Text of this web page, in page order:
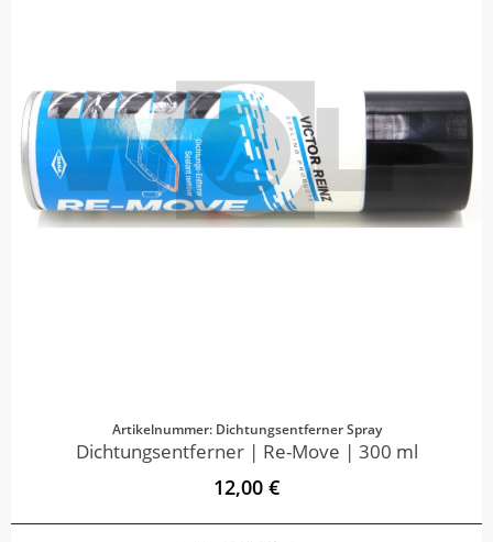
Artikelnummer: Dichtungsentferner Spray
Dichtungsentferner | Re-Move | 300 ml
12,00 €